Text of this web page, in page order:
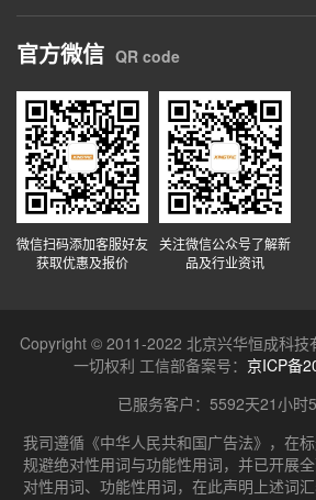
官方微信 QR code
微信扫码添加客服好友
获取优惠及报价
关注微信公众号了解新
品及行业资讯
Copyright © 2011-2022 北京兴华恒成科技
一切权利 工信部备案号： 京ICP备
已服务客户： 5592天21小时
我司遵循《中华人民共和国广告法》，在
规避绝对性用词与功能性用词，并已开展
对性用词、功能性用词，在此声明上述词